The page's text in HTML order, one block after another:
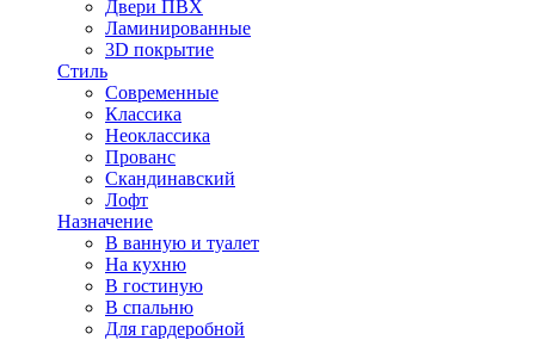
Двери ПВХ
Ламинированные
3D покрытие
Стиль
Современные
Классика
Неоклассика
Прованс
Скандинавский
Лофт
Назначение
В ванную и туалет
На кухню
В гостиную
В спальню
Для гардеробной